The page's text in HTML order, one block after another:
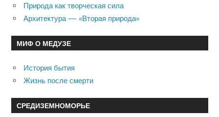
Природа как творческая сила
Архитектура — «Вторая природа»
МИФ О МЕДУЗЕ
История бытия
Жизнь после смерти
СРЕДИЗЕМНОМОРЬЕ